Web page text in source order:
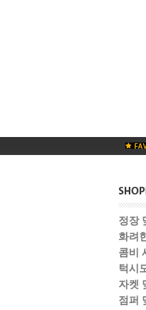
정장
화려
콤비
턱시
자켓
점퍼